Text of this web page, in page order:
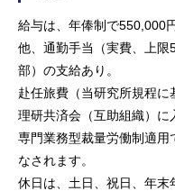
給与は、年俸制で550,000
他、通勤手当（実費、上
部）の支給あり。
赴任旅費（当研究所規程に
理研共済会（互助組織）に
専門業務型裁量労働制適
なされます。
休日は、土日、祝日、年